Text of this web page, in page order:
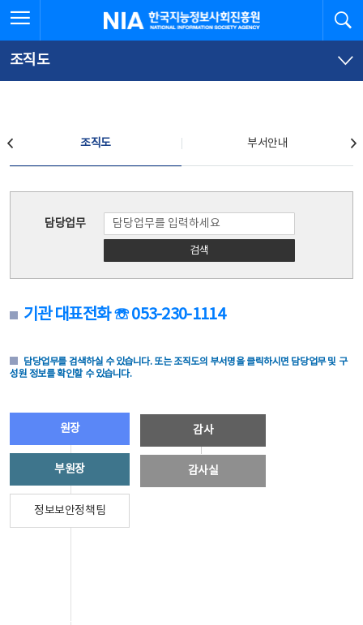
문
로
가
체
뉴
바
가
한국지능정보사회진흥원
조직도
조직도 부서안내
담당업무
검색
기관 대표전화 ☏ 053-230-1114
담당업무를 검색하실 수 있습니다. 또는 조직도의 부서명을 클릭하시면 담당업무 및 구
성원 정보를 확인할 수 있습니다.
원장
부원장
정보보안정책팀
감사
감사실